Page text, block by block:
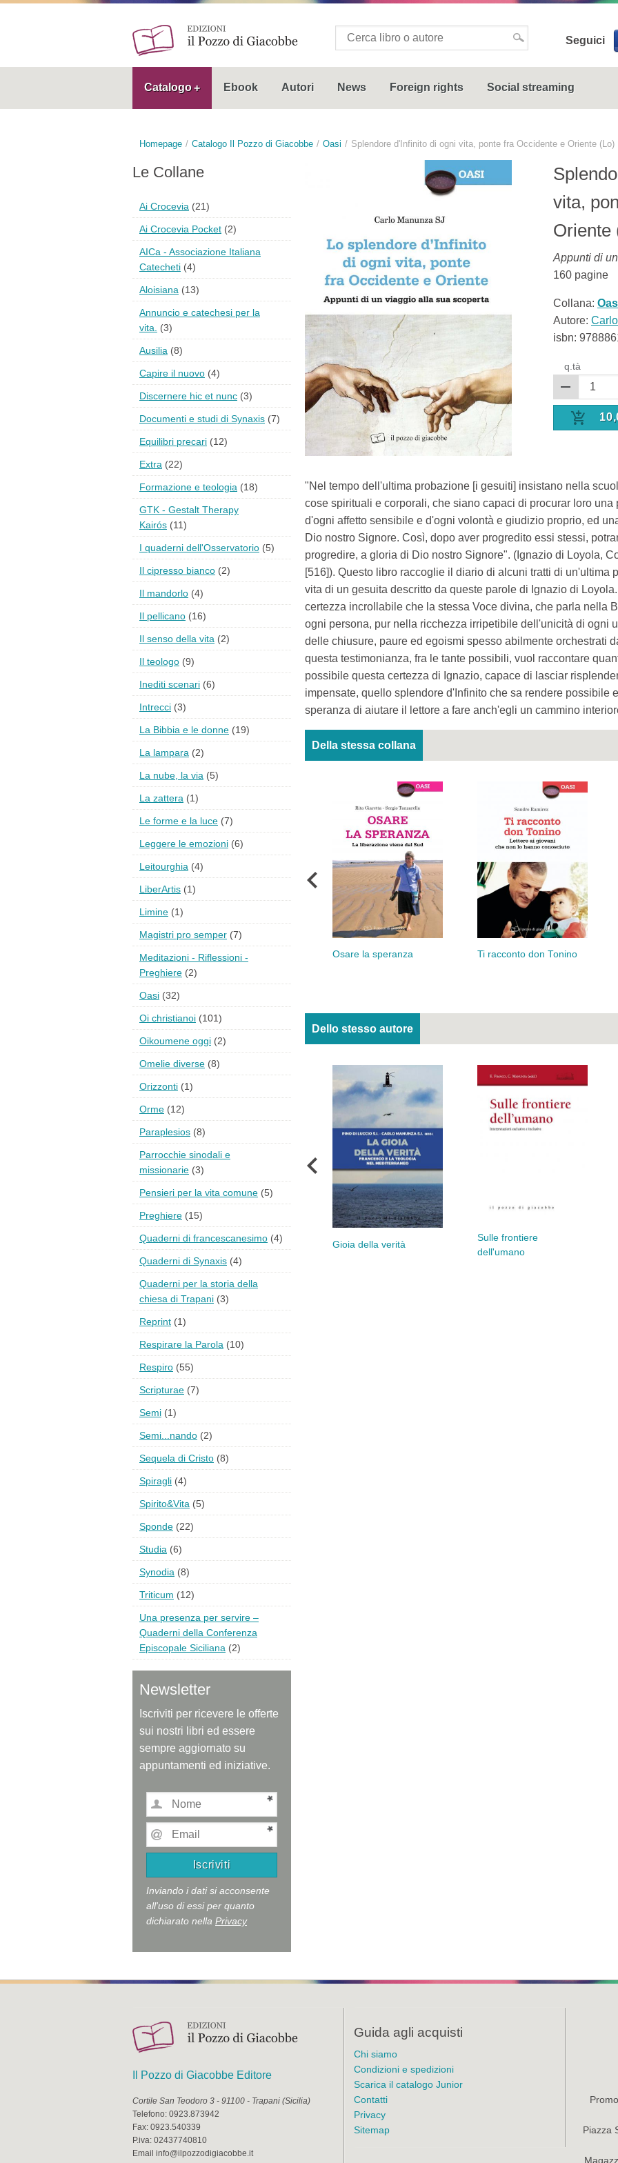
Seguici
Catalogo Ebook Autori News Foreign rights Social streaming
Homepage Catalogo Il Pozzo di Giacobbe Oasi Splendore d'Infinito di ogni vita, ponte fra Occidente e Oriente (Lo)
vita,
Oriente
Appunti di
160 pagine
Collana:
Autore:
isbn:
q.tà
"Nel tempo dell'ultima probazione [i gesuiti] insistano nella
cose spirituali e corporali, che siano capaci di procurar loro
d'ogni affetto sensibile e d'ogni volontà e giudizio proprio, ed
Dio nostro Signore. Così, dopo aver progredito essi stessi,
progredire, a gloria di Dio nostro Signore". (Ignazio di Loyola,
[516]). Questo libro raccoglie il diario di alcuni tratti di un'ultima
vita di un gesuita descritto da queste parole di Ignazio di
certezza incrollabile che la stessa Voce divina, che parla nella
ogni persona, pur nella ricchezza irripetibile dell'unicità di ogni
delle chiusure, paure ed egoismi spesso abilmente orchestrati
questa testimonianza, fra le tante possibili, vuol raccontare
possibile questa certezza di Ignazio, capace di lasciar
impensate, quello splendore d'Infinito che sa rendere possibile
speranza di aiutare il lettore a fare anch'egli un cammino
Della stessa collana
Osare la speranza Ti racconto don Tonino
Dello stesso autore
Gioia della verità
Sulle frontiere
dell'umano
Le Collane
Ai Crocevia (21)
Ai Crocevia Pocket (2)
AICa - Associazione Italiana
Catecheti (4)
Aloisiana (13)
Annuncio e catechesi per la
vita.
(3)
Ausilia (8)
Capire il nuovo (4)
Discernere hic et nunc (3)
Documenti e studi di Synaxis (7)
Equilibri precari (12)
Extra (22)
Formazione e teologia (18)
GTK - Gestalt Therapy
Kairós (11)
I quaderni dell'Osservatorio (5)
Il cipresso bianco (2)
Il mandorlo (4)
Il pellicano (16)
Il senso della vita (2)
Il teologo (9)
Inediti scenari (6)
Intrecci (3)
La Bibbia e le donne (19)
La lampara (2)
La nube, la via (5)
La zattera (1)
Le forme e la luce (7)
Leggere le emozioni (6)
Leitourghia (4)
LiberArtis (1)
Limine (1)
Magistri pro semper (7)
Meditazioni - Riflessioni -
Preghiere (2)
Oasi (32)
Oi christianoi (101)
Oikoumene oggi (2)
Omelie diverse (8)
Orizzonti (1)
Orme (12)
Paraplesios (8)
Parrocchie sinodali e
missionarie (3)
Pensieri per la vita comune (5)
Preghiere (15)
Quaderni di francescanesimo (4)
Quaderni di Synaxis (4)
Quaderni per la storia della
chiesa di Trapani (3)
Reprint (1)
Respirare la Parola (10)
Respiro (55)
Scripturae (7)
Semi (1)
Semi...nando (2)
Sequela di Cristo (8)
Spiragli (4)
Spirito&Vita (5)
Sponde (22)
Studia (6)
Synodia (8)
Triticum (12)
Una presenza per servire –
Quaderni della Conferenza
Episcopale Siciliana (2)
Newsletter
Iscriviti per ricevere le offerte
sui nostri libri ed essere
sempre aggiornato su
appuntamenti ed iniziative.
Inviando i dati si acconsente
all'uso di essi per quanto
dichiarato nella Privacy
Il Pozzo di Giacobbe Editore
Cortile San Teodoro 3 - 91100 - Trapani (Sicilia)
Telefono: 0923.873942
Fax: 0923.540339
P.iva: 02437740810
Email info@ilpozzodigiacobbe.it
Guida agli acquisti
Chi siamo
Condizioni e spedizioni
Scarica il catalogo Junior
Contatti
Privacy
Sitemap
Piazza